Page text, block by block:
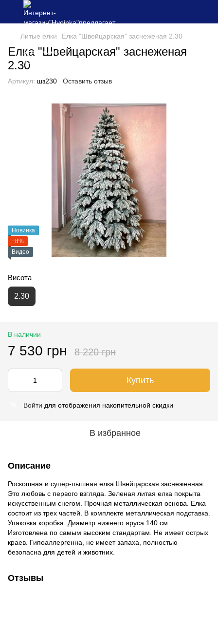
Литые елки Елка "Швейцарская" заснеженая 2.30
Елка "Швейцарская" заснеженая
2.30
Артикул: шз230 Оставить отзыв
Новинка
−8%
Видео
Висота
2.30
В наличии
7 530 грн 8 220 грн
Купить
Войти для отображения накопительной скидки
В избранное
Описание
Роскошная и супер-пышная елка Швейцарская заснеженная.
Это любовь с первого взгляда. Зеленая литая елка покрыта
искусственным снегом. Прочная металлическая основа. Елка
состоит из трех частей. В комплекте металлическая подставка.
Упаковка коробка. Диаметр нижнего яруса 140 см.
Изготовлена по самым высоким стандартам. Не имеет острых
краев. Гипоаллергенна, не имеет запаха, полностью
безопасна для детей и животних.
Отзывы